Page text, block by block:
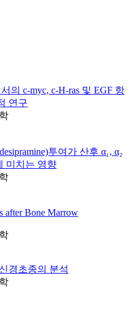
의 c-myc, c-H-ras 및 EGF 항
연구
투여가 산후 α₁, α₂
미치는 영향
after Bone Marrow
경초종의 분석